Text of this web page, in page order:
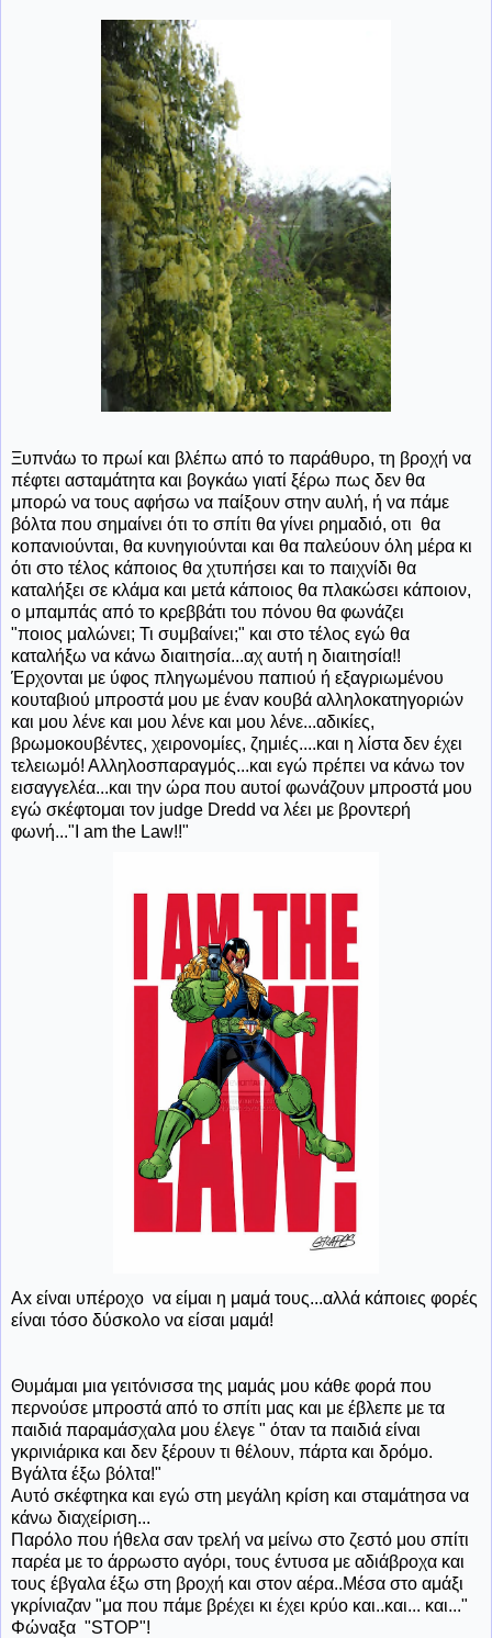
Ξυπνάω το πρωί και βλέπω από το παράθυρο, τη βροχή να
πέφτει ασταμάτητα και βογκάω γιατί ξέρω πως δεν θα
μπορώ να τους αφήσω να παίξουν στην αυλή, ή να πάμε
βόλτα που σημαίνει ότι το σπίτι θα γίνει ρημαδιό, οτι θα
κοπανιούνται, θα κυνηγιούνται και θα παλεύουν όλη μέρα κι
ότι στο τέλος κάποιος θα χτυπήσει και το παιχνίδι θα
καταλήξει σε κλάμα και μετά κάποιος θα πλακώσει κάποιον,
ο μπαμπάς από το κρεββάτι του πόνου θα φωνάζει
"ποιος μαλώνει; Τι συμβαίνει;" και στο τέλος εγώ θα
καταλήξω να κάνω διαιτησία...αχ αυτή η διαιτησία!!
Έρχονται με ύφος πληγωμένου παπιού ή εξαγριωμένου
κουταβιού μπροστά μου με έναν κουβά αλληλοκατηγοριών
και μου λένε και μου λένε και μου λένε...αδικίες,
βρωμοκουβέντες, χειρονομίες, ζημιές....και η λίστα δεν έχει
τελειωμό! Αλληλοσπαραγμός...και εγώ πρέπει να κάνω τον
εισαγγελέα...και την ώρα που αυτοί φωνάζουν μπροστά μου
εγώ σκέφτομαι τον judge Dredd να λέει με βροντερή
φωνή..."I am the Law!!"
Ax είναι υπέροχο να είμαι η μαμά τους...αλλά κάποιες φορές
είναι τόσο δύσκολο να είσαι μαμά!
Θυμάμαι μια γειτόνισσα της μαμάς μου κάθε φορά που
περνούσε μπροστά από το σπίτι μας και με έβλεπε με τα
παιδιά παραμάσχαλα μου έλεγε " όταν τα παιδιά είναι
γκρινιάρικα και δεν ξέρουν τι θέλουν, πάρτα και δρόμο.
Βγάλτα έξω βόλτα!"
Αυτό σκέφτηκα και εγώ στη μεγάλη κρίση και σταμάτησα να
κάνω διαχείριση...
Παρόλο που ήθελα σαν τρελή να μείνω στο ζεστό μου σπίτι
παρέα με το άρρωστο αγόρι, τους έντυσα με αδιάβροχα και
τους έβγαλα έξω στη βροχή και στον αέρα..Μέσα στο αμάξι
γκρίνιαζαν "μα που πάμε βρέχει κι έχει κρύο και..και... και..."
Φώναξα "STOP"!